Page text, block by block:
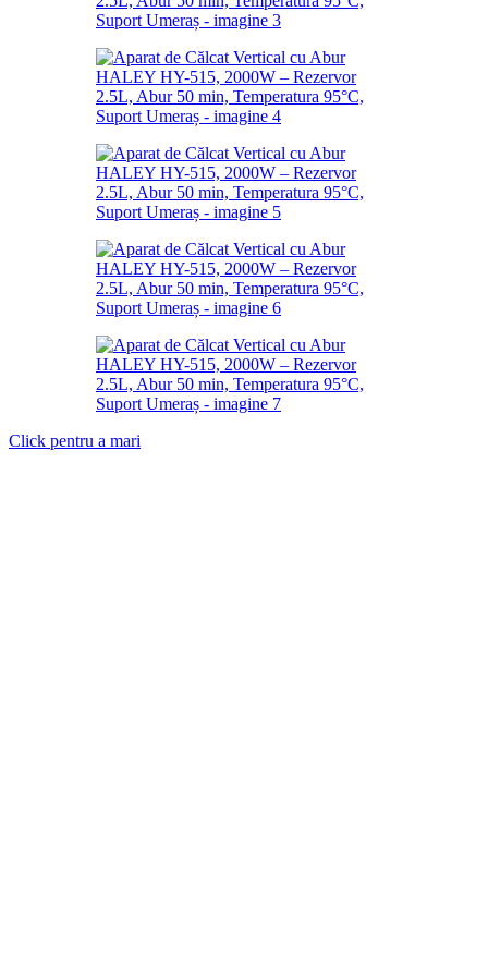
Click pentru a mari